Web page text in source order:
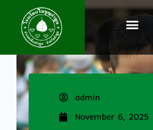
admin
November 6, 2025